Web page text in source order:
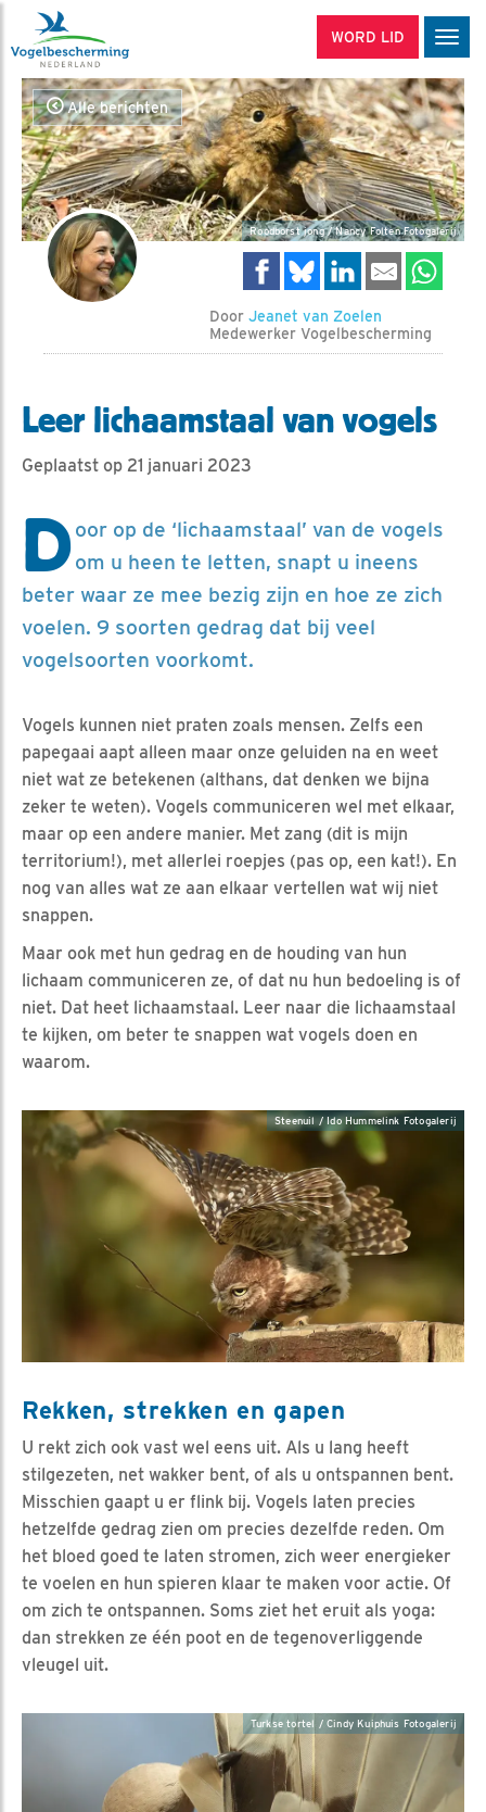
WORD LID
Alle berichten
Roodborst jong / Nancy Folten Fotogalerij
Door Jeanet van Zoelen
Medewerker Vogelbescherming
Leer lichaamstaal van vogels
Geplaatst op 21 januari 2023
Door op de ‘lichaamstaal’ van de vogels
om u heen te letten, snapt u ineens
beter waar ze mee bezig zijn en hoe ze zich
voelen. 9 soorten gedrag dat bij veel
vogelsoorten voorkomt.
Vogels kunnen niet praten zoals mensen. Zelfs een
papegaai aapt alleen maar onze geluiden na en weet
niet wat ze betekenen (althans, dat denken we bijna
zeker te weten). Vogels communiceren wel met elkaar,
maar op een andere manier. Met zang (dit is mijn
territorium!), met allerlei roepjes (pas op, een kat!). En
nog van alles wat ze aan elkaar vertellen wat wij niet
snappen.
Maar ook met hun gedrag en de houding van hun
lichaam communiceren ze, of dat nu hun bedoeling is of
niet. Dat heet lichaamstaal. Leer naar die lichaamstaal
te kijken, om beter te snappen wat vogels doen en
waarom.
Steenuil / Ido Hummelink Fotogalerij
Rekken, strekken en gapen
U rekt zich ook vast wel eens uit. Als u lang heeft
stilgezeten, net wakker bent, of als u ontspannen bent.
Misschien gaapt u er flink bij. Vogels laten precies
hetzelfde gedrag zien om precies dezelfde reden. Om
het bloed goed te laten stromen, zich weer energieker
te voelen en hun spieren klaar te maken voor actie. Of
om zich te ontspannen. Soms ziet het eruit als yoga:
dan strekken ze één poot en de tegenoverliggende
vleugel uit.
Turkse tortel / Cindy Kuiphuis Fotogalerij